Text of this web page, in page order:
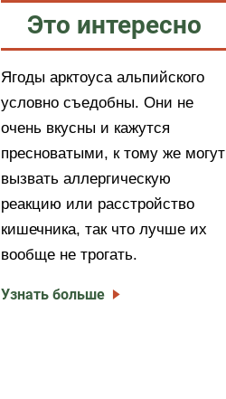
Это интересно
Ягоды арктоуса альпийского
условно съедобны. Они не
очень вкусны и кажутся
пресноватыми, к тому же могут
вызвать аллергическую
реакцию или расстройство
кишечника, так что лучше их
вообще не трогать.
Узнать больше